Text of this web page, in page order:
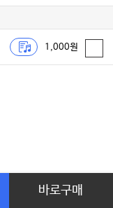
1,000원
바로구매